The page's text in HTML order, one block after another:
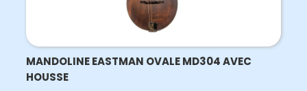
MANDOLINE EASTMAN OVALE MD304 AVEC
HOUSSE